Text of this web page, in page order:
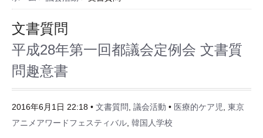
文書質問
平成28年第一回都議会定例会 文書質
問趣意書
2016年6月1日 22:18 • 文書質問 , 議会活動 • 医療的ケア児, 東京
アニメアワードフェスティバル, 韓国人学校